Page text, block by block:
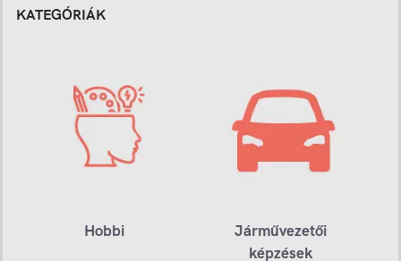
KATEGÓRIÁK
Hobbi
Járművezetői
képzések